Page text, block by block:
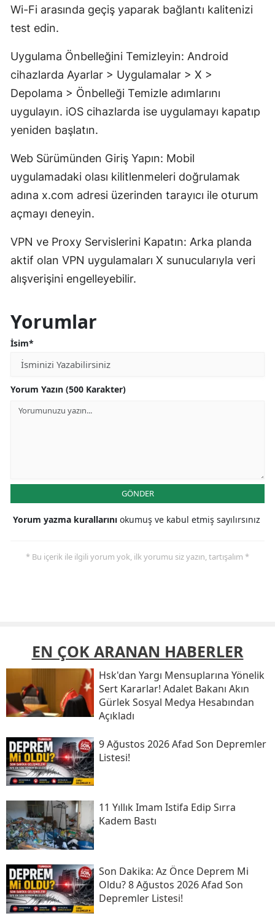
Wi-Fi arasında geçiş yaparak bağlantı kalitenizi
test edin.
Uygulama Önbelleğini Temizleyin: Android
cihazlarda Ayarlar > Uygulamalar > X >
Depolama > Önbelleği Temizle adımlarını
uygulayın. iOS cihazlarda ise uygulamayı kapatıp
yeniden başlatın.
Web Sürümünden Giriş Yapın: Mobil
uygulamadaki olası kilitlenmeleri doğrulamak
adına x.com adresi üzerinden tarayıcı ile oturum
açmayı deneyin.
VPN ve Proxy Servislerini Kapatın: Arka planda
aktif olan VPN uygulamaları X sunucularıyla veri
alışverişini engelleyebilir.
Yorumlar
İsim*
Yorum Yazın (500 Karakter)
GÖNDER
Yorum yazma kurallarını okumuş ve kabul etmiş sayılırsınız
* Bu içerik ile ilgili yorum yok, ilk yorumu siz yazın, tartışalım *
EN ÇOK ARANAN HABERLER
Hsk'dan Yargı Mensuplarına Yönelik
Sert Kararlar! Adalet Bakanı Akın
Gürlek Sosyal Medya Hesabından
Açıkladı
9 Ağustos 2026 Afad Son Depremler
Listesi!
11 Yıllık Imam Istifa Edip Sırra
Kadem Bastı
Son Daki̇ka: Az Önce Deprem Mi
Oldu? 8 Ağustos 2026 Afad Son
Depremler Listesi!